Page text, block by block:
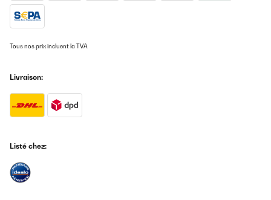
Tous nos prix incluent la TVA
Livraison:
Listé chez: